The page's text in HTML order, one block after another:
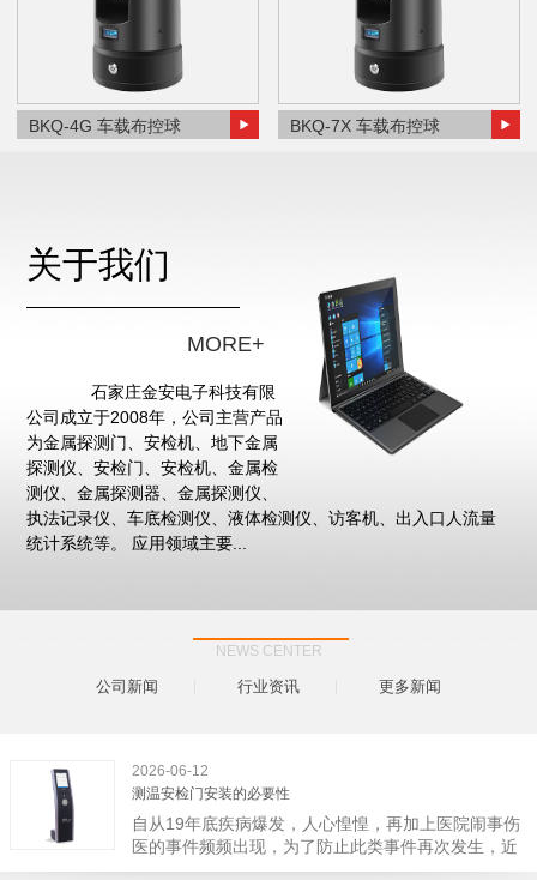
BKQ-4G 车载布控球 BKQ-7X 车载布控球
关于我们
MORE+
石家庄金安电子科技有限
公司成立于2008年，公司主营产品
为金属探测门、安检机、地下金属
探测仪、安检门、安检机、金属检
测仪、金属探测器、金属探测仪、
执法记录仪、车底检测仪、液体检测仪、访客机、出入口人流量
统计系统等。 应用领域主要...
NEWS CENTER
公司新闻 行业资讯 更多新闻
2026-06-12
测温安检门安装的必要性
自从19年底疾病爆发，人心惶惶，再加上医院闹事伤
医的事件频频出现，为了防止此类事件再次发生，近
日，广西南宁市卫建委发出通知，要求当地市属各三